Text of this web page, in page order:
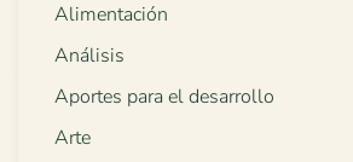
Alimentación
Análisis
Aportes para el desarrollo
Arte